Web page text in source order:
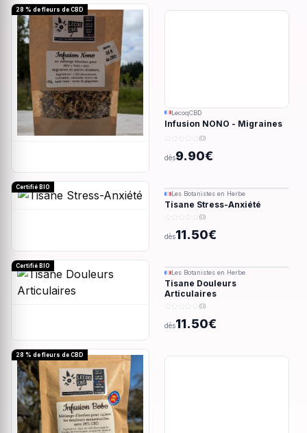
28 % de fleurs de CBD
LecoqCBD
Infusion NONO - Migraines
& douleurs - 28g
(0)
dès9.90€
Certifié BIO
Les Botanistes en Herbe
Tisane Stress-Anxiété
(0)
dès11.50€
Certifié BIO
Les Botanistes en Herbe
Tisane Douleurs
Articulaires
(0)
dès11.50€
28 % de fleurs de CBD